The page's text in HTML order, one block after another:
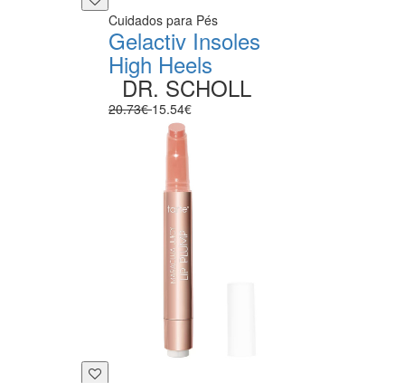
Cuidados para Pés
Gelactiv Insoles
High Heels
DR. SCHOLL
20.73€15.54€